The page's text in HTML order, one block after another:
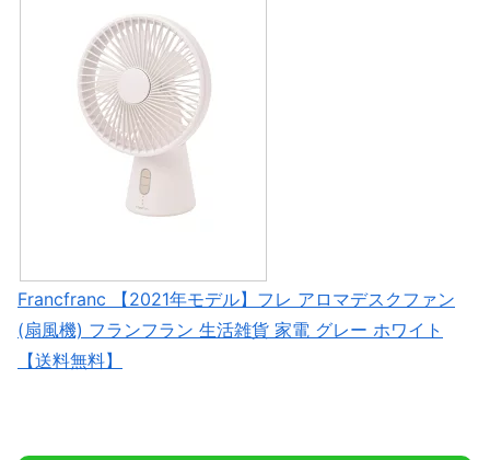
Francfranc 【2021年モデル】フレ アロマデスクファン
(扇風機) フランフラン 生活雑貨 家電 グレー ホワイト
【送料無料】